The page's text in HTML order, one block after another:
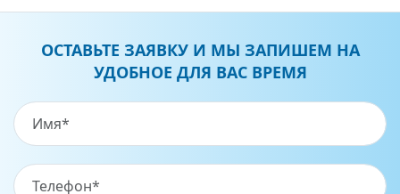
ОСТАВЬТЕ ЗАЯВКУ И МЫ ЗАПИШЕМ НА
УДОБНОЕ ДЛЯ ВАС ВРЕМЯ